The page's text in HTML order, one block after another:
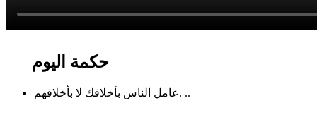
حكمة اليوم
عامل الناس بأخلاقك لا بأخلاقهم. ..